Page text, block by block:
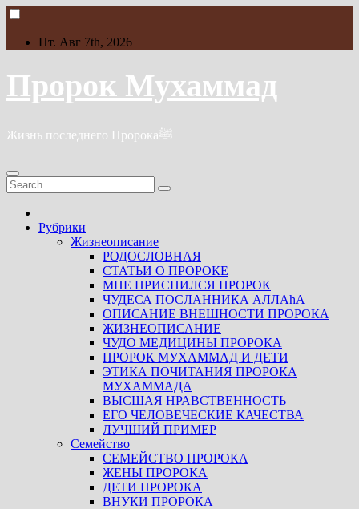
Skip
contentПт. Авг 7th, 2026
Пророк Мухаммад
Жизнь последнего Пророкаﷺ
Рубрики
Жизнеописание
РОДОСЛОВНАЯ
СТАТЬИ О ПРОРОКЕ
МНЕ ПРИСНИЛСЯ ПРОРОК
ЧУДЕСА ПОСЛАННИКА АЛЛАhА
ОПИСАНИЕ ВНЕШНОСТИ ПРОРОКА
ЖИЗНЕОПИСАНИЕ
ЧУДО МЕДИЦИНЫ ПРОРОКА
ПРОРОК МУХАММАД И ДЕТИ
ЭТИКА ПОЧИТАНИЯ ПРОРОКА
МУХАММАДА
ВЫСШАЯ НРАВСТВЕННОСТЬ
ЕГО ЧЕЛОВЕЧЕСКИЕ КАЧЕСТВА
ЛУЧШИЙ ПРИМЕР
Семейство
СЕМЕЙСТВО ПРОРОКА
ЖЕНЫ ПРОРОКА
ДЕТИ ПРОРОКА
ВНУКИ ПРОРОКА